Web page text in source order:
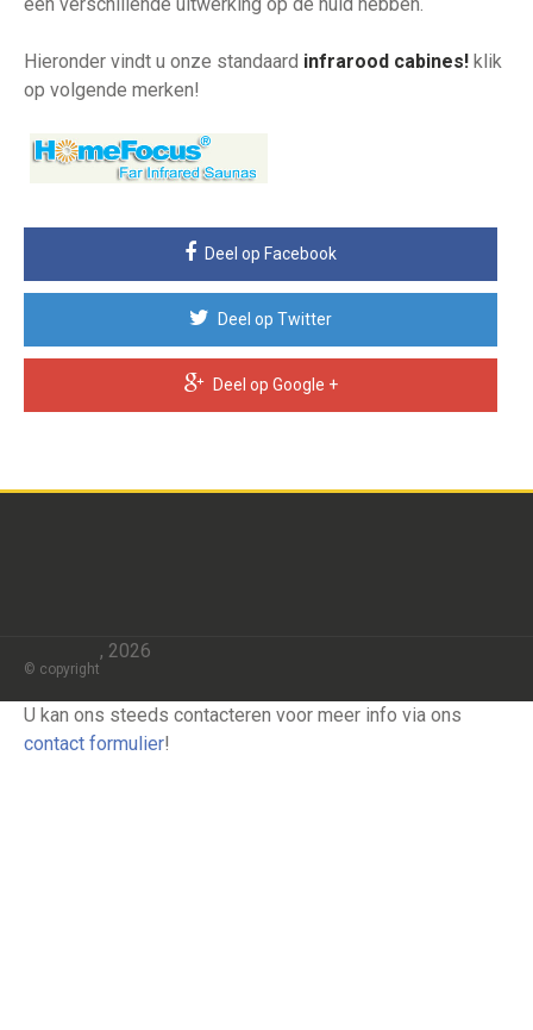
Hieronder vindt u onze standaard infrarood cabines! klik
op volgende merken!
Deel op Facebook
Deel op Twitter
Deel op Google +
© copyright
U kan ons steeds contacteren voor meer info via ons
contact formulier!
, 2026